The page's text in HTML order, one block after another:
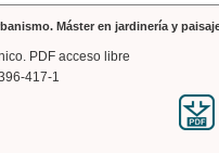
Máster en jardinería y
PDF acceso libre
417-1